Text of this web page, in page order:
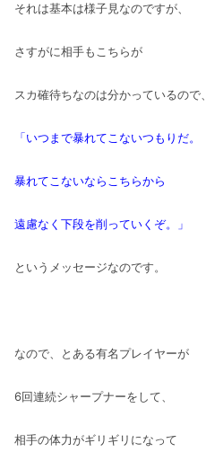
それは基本は様子見なのですが、
さすがに相手もこちらが
スカ確待ちなのは分かっているので、
「いつまで暴れてこないつもりだ。
暴れてこないならこちらから
遠慮なく下段を削っていくぞ。」
というメッセージなのです。
なので、とある有名プレイヤーが
6回連続シャープナーをして、
相手の体力がギリギリになって